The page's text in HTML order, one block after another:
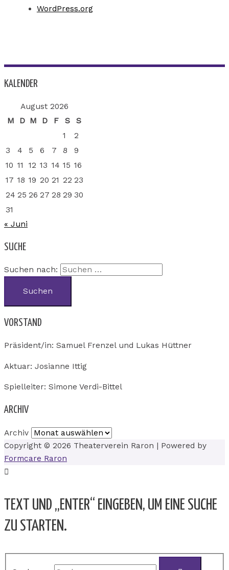
WordPress.org
KALENDER
August 2026
M
D M D F S
S
1
2
3
4 5 6 7 8
9
10 11 12 13 14 15 16
17 18 19 20 21 22 23
24 25 26 27 28 29 30
31
« Juni
SUCHE
Suchen nach:
VORSTAND
Präsident/in: Samuel Frenzel und Lukas Hüttner
Aktuar: Josianne Ittig
Spielleiter: Simone Verdi-Bittel
ARCHIV
Archiv
Copyright © 2026 Theaterverein Raron | Powered by
Formcare Raron
TEXT UND „ENTER“ EINGEBEN, UM EINE SUCHE
ZU STARTEN.